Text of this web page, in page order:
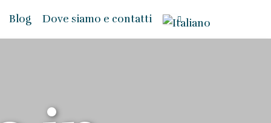
Blog Dove siamo e contatti